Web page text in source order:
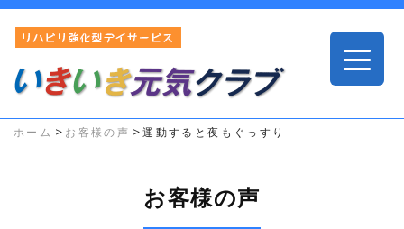
ホーム > お客様の声 >運動すると夜もぐっすり
お客様の声